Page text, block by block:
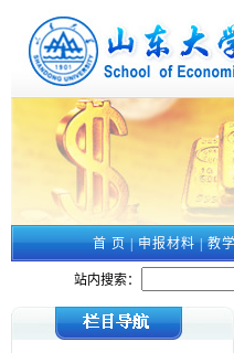
首 页|申报材料|教
站内搜索：